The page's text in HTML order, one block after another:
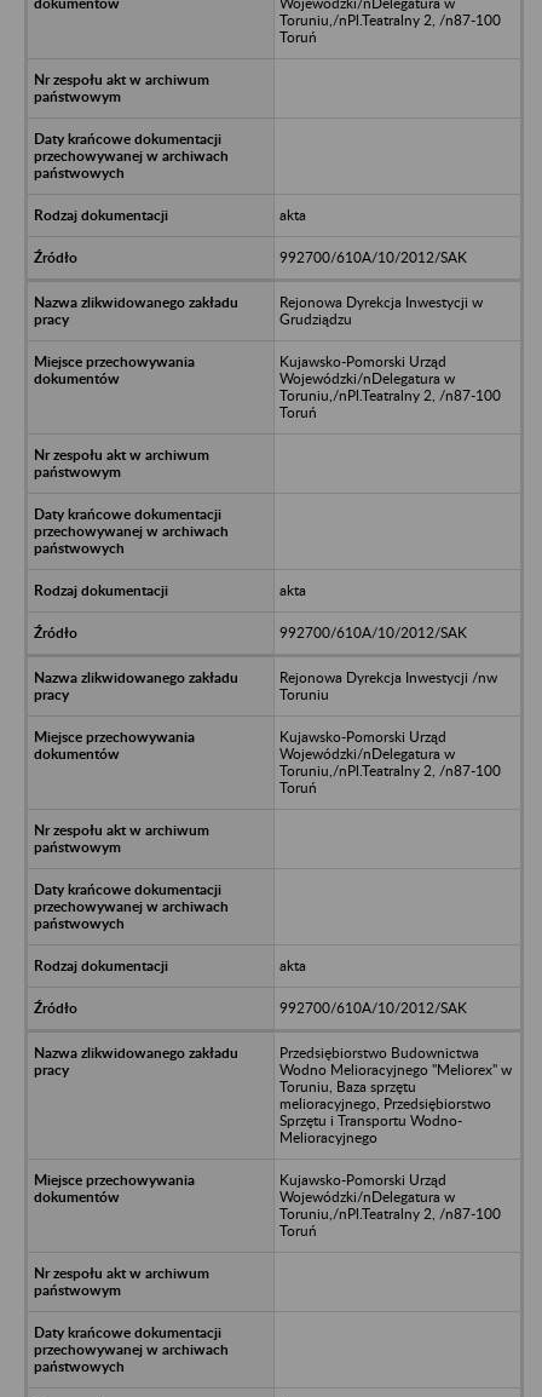
Toruniu,/nPl.Teatralny 2, /n87-100
Toruń
akta
992700/610A/10/2012/SAK
Rejonowa Dyrekcja Inwestycji w
Grudziądzu
Kujawsko-Pomorski Urząd
Wojewódzki/nDelegatura w
Toruniu,/nPl.Teatralny 2, /n87-100
Toruń
akta
992700/610A/10/2012/SAK
Rejonowa Dyrekcja Inwestycji /nw
Toruniu
Kujawsko-Pomorski Urząd
Wojewódzki/nDelegatura w
Toruniu,/nPl.Teatralny 2, /n87-100
Toruń
akta
992700/610A/10/2012/SAK
Przedsiębiorstwo Budownictwa
Wodno Melioracyjnego "Meliorex" w
Toruniu, Baza sprzętu
melioracyjnego, Przedsiębiorstwo
Sprzętu i Transportu Wodno-
Melioracyjnego
Kujawsko-Pomorski Urząd
Wojewódzki/nDelegatura w
Toruniu,/nPl.Teatralny 2, /n87-100
Toruń